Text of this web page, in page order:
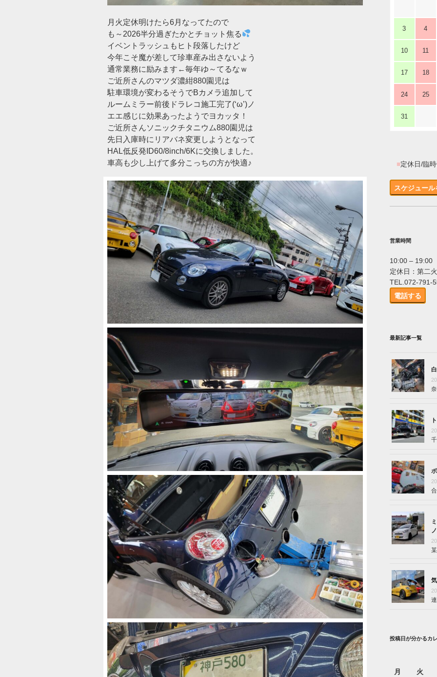
月火定休明けたら6月なってたので
も～2026半分過ぎたかとチョット焦る
イベントラッシュもヒト段落したけど
今年こそ魔が差して珍車産み出さないよう
通常業務に励みます←毎年ゆ～てるなｗ
ご近所さんのマツダ濃紺880園児は
駐車環境が変わるそうでBカメラ追加して
ルームミラー前後ドラレコ施工完了(‘ω’)ノ
エエ感じに効果あったようでヨカッタ！
ご近所さんソニックチタニウム880園児は
先日入庫時にリアバネ変更しようとなって
HAL低反発ID60/8inch/6Kに交換しました。
車高も少し上げて多分こっちの方が快適♪
3 4
10 11
17 18
24 25
31
■定休日/臨
スケジュール
営業時間
10:00 – 19:00
定休日：第二
TEL.072-791-
電話する
最新記事一覧
ノ
投稿日が分かるカ
月
火